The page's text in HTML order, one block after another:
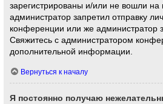
зарегистрированы и/или не вошли на
администратор запретил отправку
конференции или же администратор
Свяжитесь с администратором
дополнительной информации.
Вернуться к началу
Я постоянно получаю